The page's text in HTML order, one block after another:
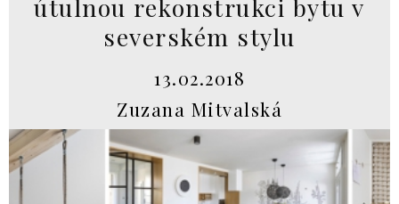
útulnou rekonstrukci bytu v
severském stylu
13.02.2018
Zuzana Mitvalská